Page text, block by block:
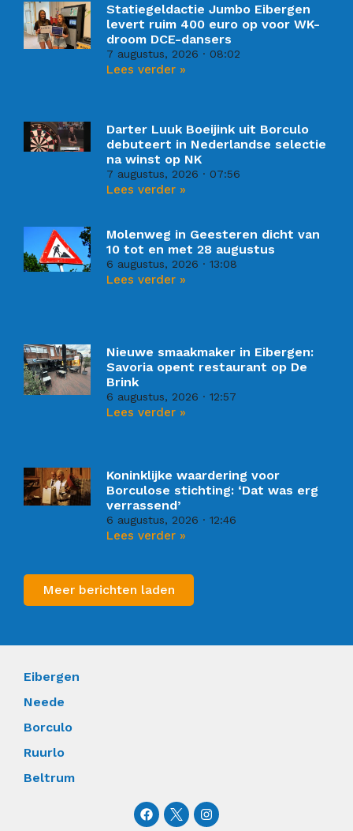
Statiegeldactie Jumbo Eibergen
levert ruim 400 euro op voor WK-
droom DCE-dansers
7 augustus, 2026 08:02
Lees verder »
Darter Luuk Boeijink uit Borculo
debuteert in Nederlandse selectie
na winst op NK
7 augustus, 2026 07:56
Lees verder »
Molenweg in Geesteren dicht van
10 tot en met 28 augustus
6 augustus, 2026 13:08
Lees verder »
Nieuwe smaakmaker in Eibergen:
Savoria opent restaurant op De
Brink
6 augustus, 2026 12:57
Lees verder »
Koninklijke waardering voor
Borculose stichting: ‘Dat was erg
verrassend’
6 augustus, 2026 12:46
Lees verder »
Meer berichten laden
Eibergen
Neede
Borculo
Ruurlo
Beltrum
F
a
I
n